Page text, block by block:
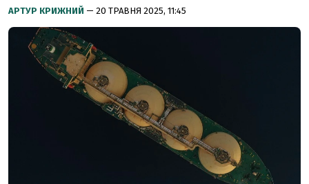
АРТУР КРИЖНИЙ — 20 ТРАВНЯ 2025, 11:45